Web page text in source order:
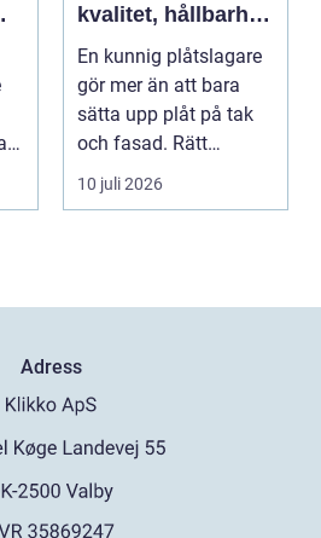
kvalitet, hållbarhet
och tryggt
takarbete
En kunnig plåtslagare
gör mer än att bara
sätta upp plåt på tak
och fasad. Rätt
plåtarbeten skyddar ...
10 juli 2026
Adress